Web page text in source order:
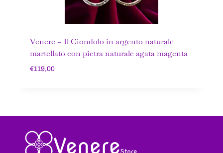
Venere – Il Ciondolo in argento naturale
martellato con pietra naturale agata magenta
€119,00